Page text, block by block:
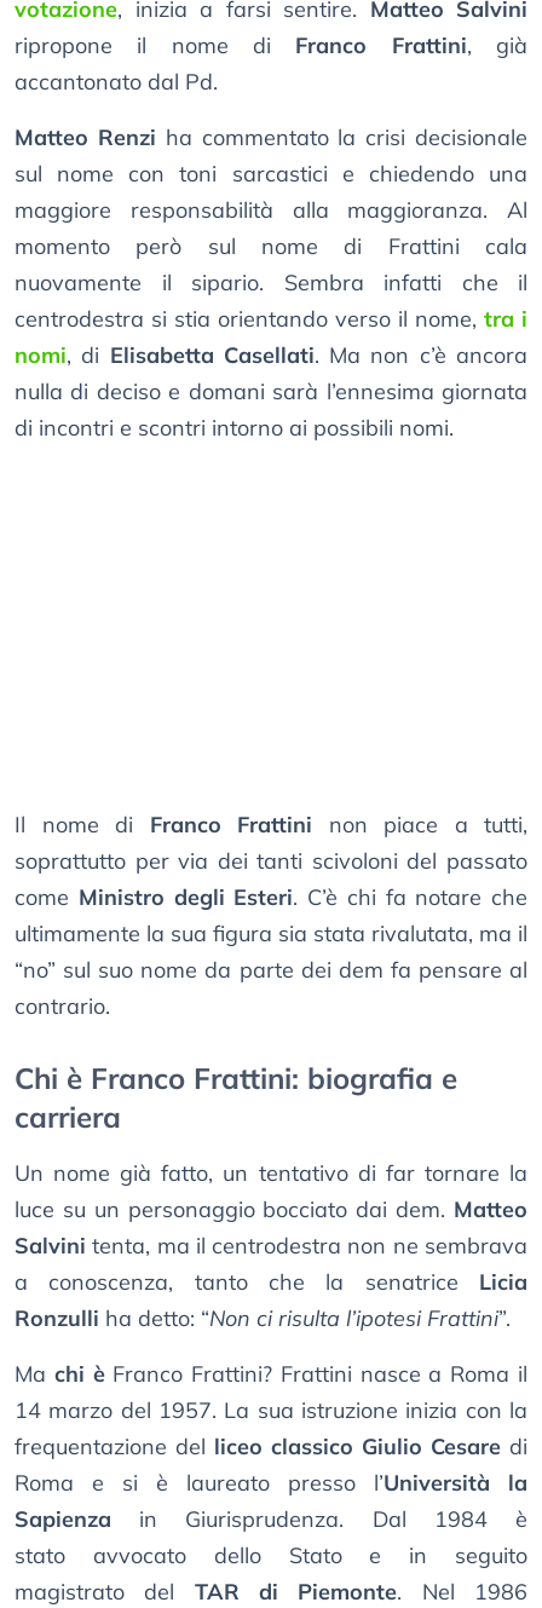
votazione, inizia a farsi sentire. Matteo Salvini
ripropone il nome di Franco Frattini, già
accantonato dal Pd.
Matteo Renzi ha commentato la crisi decisionale
sul nome con toni sarcastici e chiedendo una
maggiore responsabilità alla maggioranza. Al
momento però sul nome di Frattini cala
nuovamente il sipario. Sembra infatti che il
centrodestra si stia orientando verso il nome, tra i
nomi, di Elisabetta Casellati. Ma non c’è ancora
nulla di deciso e domani sarà l’ennesima giornata
di incontri e scontri intorno ai possibili nomi.
Il nome di Franco Frattini non piace a tutti,
soprattutto per via dei tanti scivoloni del passato
come Ministro degli Esteri. C’è chi fa notare che
ultimamente la sua figura sia stata rivalutata, ma il
“no” sul suo nome da parte dei dem fa pensare al
contrario.
Chi è Franco Frattini: biografia e
carriera
Un nome già fatto, un tentativo di far tornare la
luce su un personaggio bocciato dai dem. Matteo
Salvini tenta, ma il centrodestra non ne sembrava
a conoscenza, tanto che la senatrice Licia
Ronzulli ha detto: “Non ci risulta l’ipotesi Frattini”.
Ma chi èFranco Frattini? Frattini nasce a Roma il
14 marzo del 1957. La sua istruzione inizia con la
frequentazione del liceo classico Giulio Cesare di
Roma e si è laureato presso l’Università la
Sapienza in Giurisprudenza. Dal 1984 è
stato avvocato dello Stato e in seguito
magistrato del TAR di Piemonte. Nel 1986